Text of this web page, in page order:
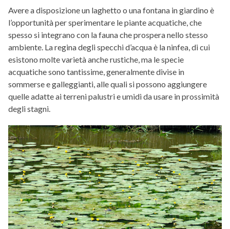
Avere a disposizione un laghetto o una fontana in giardino è
l’opportunità per sperimentare le piante acquatiche, che
spesso si integrano con la fauna che prospera nello stesso
ambiente. La regina degli specchi d’acqua è la ninfea, di cui
esistono molte varietà anche rustiche, ma le specie
acquatiche sono tantissime, generalmente divise in
sommerse e galleggianti, alle quali si possono aggiungere
quelle adatte ai terreni palustri e umidi da usare in prossimità
degli stagni.